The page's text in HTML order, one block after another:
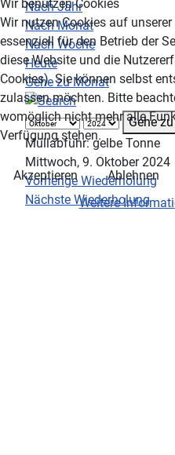
Nach Jahr
Nach Monat
Nach Woche
Heute
Gehe zu Monat
Gehe
Müllabfuhr: gelbe Tonne
Mittwoch, 9. Oktober 2024
Vorherige Wiederholung
Nächste Wiederholung
Wir benutzen Cookies
Wir nutzen Cookies auf
essenziell für den Betrieb der
diese Website und die
Cookies). Sie können selbst
zulassen möchten. Bitte
womöglich nicht mehr alle
Verfügung stehen.
Akzeptieren
Ablehnen
Weitere